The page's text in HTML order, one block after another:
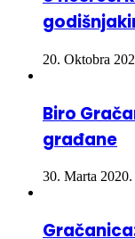
20. Oktobra
građane
30. Marta 2020.
stradala